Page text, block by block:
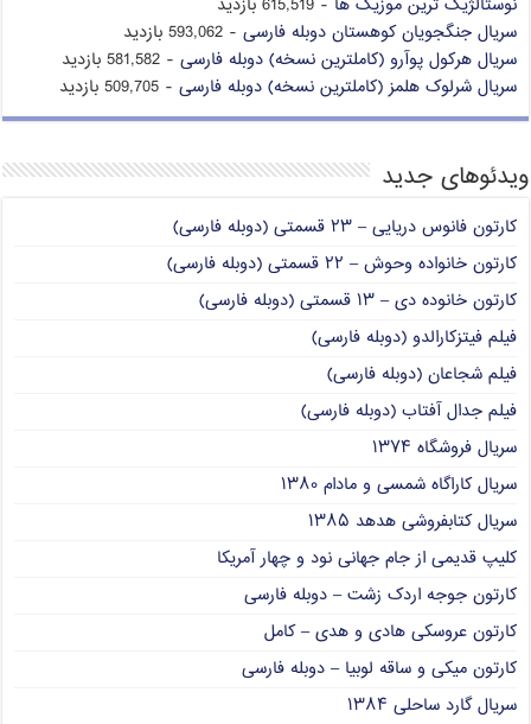
سریال جنگجویان کوهستان دوبله فارسی - 593,062 بازدید
سریال هرکول پوآرو (کاملترین نسخه) دوبله فارسی - 581,582 بازدید
سریال شرلوک هلمز (کاملترین نسخه) دوبله فارسی - 509,705 بازدید
ویدئوهای جدید
کارتون فانوس دریایی – ۲۳ قسمتی (دوبله فارسی)
کارتون خانواده وحوش – ۲۲ قسمتی (دوبله فارسی)
کارتون خانوده دی – ۱۳ قسمتی (دوبله فارسی)
فیلم فیتزکارالدو (دوبله فارسی)
فیلم شجاعان (دوبله فارسی)
فیلم جدال آفتاب (دوبله فارسی)
سریال فروشگاه ۱۳۷۴
سریال کاراگاه شمسی و مادام ۱۳۸۰
سریال کتابفروشی هدهد ۱۳۸۵
کلیپ قدیمی از جام جهانی نود و چهار آمریکا
کارتون جوجه اردک زشت – دوبله فارسی
کارتون عروسکی هادی و هدی – کامل
کارتون میکی و ساقه لوبیا – دوبله فارسی
سریال گارد ساحلی ۱۳۸۴